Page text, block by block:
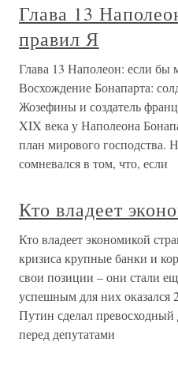
Глава 13
правил Я
Глава 13 Наполеон: если бы
Восхождение Бонапарта:
Жозефины и создатель
XIX века у Наполеона
план мирового господства.
сомневался в том, что, если
Кто владеет
Кто владеет экономикой
кризиса крупные банки и
свои позиции – они стали
успешным для них оказался
Путин сделал превосходный
перед депутатами